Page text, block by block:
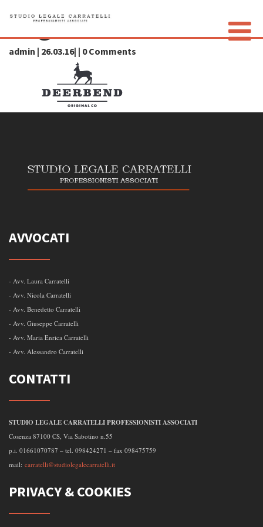
GLI AVVOCATI
CONTATTI
img28
admin | 26.03.16| | 0 Comments
AVVOCATI
- Avv. Laura Carratelli
- Avv. Nicola Carratelli
- Avv. Benedetto Carratelli
- Avv. Giuseppe Carratelli
- Avv. Maria Enrica Carratelli
- Avv. Alessandro Carratelli
CONTATTI
STUDIO LEGALE CARRATELLI PROFESSIONISTI ASSOCIATI
Cosenza 87100 CS, Via Sabotino n.55
p.i. 01661070787 – tel. 098424271 – fax 098475759
mail: carratelli@studiolegalecarratelli.it
PRIVACY & COOKIES